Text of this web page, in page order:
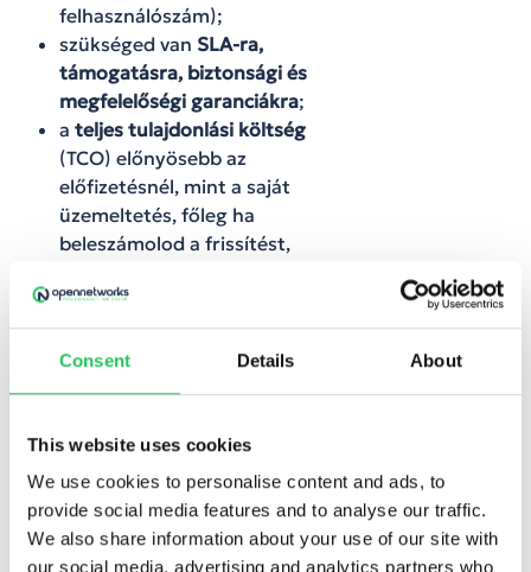
Consent Details About
This website uses cookies
We use cookies to personalise content and ads, to
provide social media features and to analyse our traffic.
We also share information about your use of our site with
our social media, advertising and analytics partners who
felhasználószám);
szükséged van SLA-ra,
támogatásra, biztonsági és
megfelelőségi garanciákra;
a teljes tulajdonlási költség
(TCO) előnyösebb az
előfizetésnél, mint a saját
üzemeltetés, főleg ha
beleszámolod a frissítést,
Nem éri meg, ha
stabil, ritkán változó
capexegyszeri költségként
kedvezőbb;
a szolgáltató
ökoszisztémája túl
zárt
a kritikus funkció külön